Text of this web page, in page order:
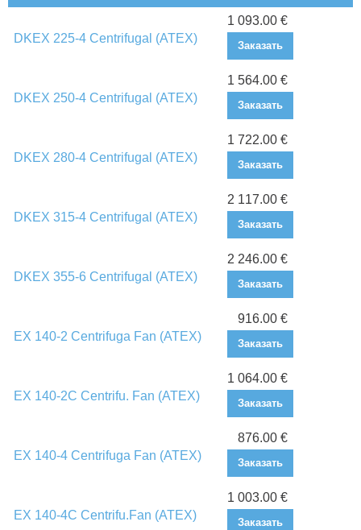
DKEX 225-4 Centrifugal (ATEX)
1 093.00 €
Заказать
DKEX 250-4 Centrifugal (ATEX)
1 564.00 €
Заказать
DKEX 280-4 Centrifugal (ATEX)
1 722.00 €
Заказать
DKEX 315-4 Centrifugal (ATEX)
2 117.00 €
Заказать
DKEX 355-6 Centrifugal (ATEX)
2 246.00 €
Заказать
EX 140-2 Centrifuga Fan (ATEX)
916.00 €
Заказать
EX 140-2C Centrifu. Fan (ATEX)
1 064.00 €
Заказать
EX 140-4 Centrifuga Fan (ATEX)
876.00 €
Заказать
EX 140-4C Centrifu.Fan (ATEX)
1 003.00 €
Заказать